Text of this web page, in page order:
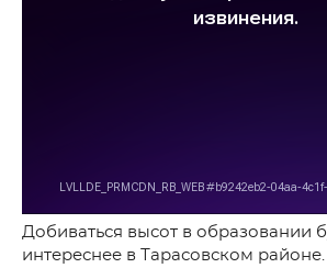
Добиваться высот в образовании
интереснее в Тарасовском